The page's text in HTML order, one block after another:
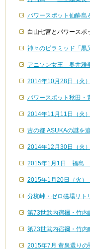
パワースポット仙酔島
白山七宮とパワースポ
神々のピラミッド「黒
アニソン女王 奥井雅
2014年10月28日（
パワースポット秋田・
2014年11月11日（火
古の都 ASUKAの謎を
2014年12月30日（
2015年1月1日 福島
2015年1月20日（火
分杭峠・ゼロ磁場リト
第73世武内宿禰・竹
第73世武内宿禰・竹内
2015年7月 黄泉還り